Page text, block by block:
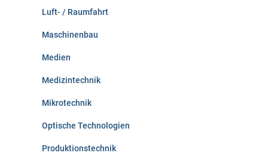
Luft- / Raumfahrt
Maschinenbau
Medien
Medizintechnik
Mikrotechnik
Optische Technologien
Produktionstechnik